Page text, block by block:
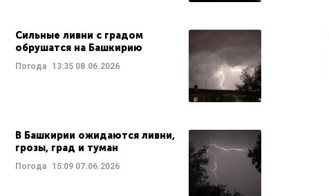
Сильные ливни с градом
обрушатся на Башкирию
Погода 13:35 08.06.2026
В Башкирии ожидаются ливни,
грозы, град и туман
Погода 15:09 07.06.2026